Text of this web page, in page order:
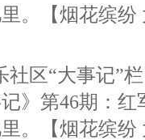
。【烟花缤纷
社区“大事记”
》第46期：
。【烟花缤纷